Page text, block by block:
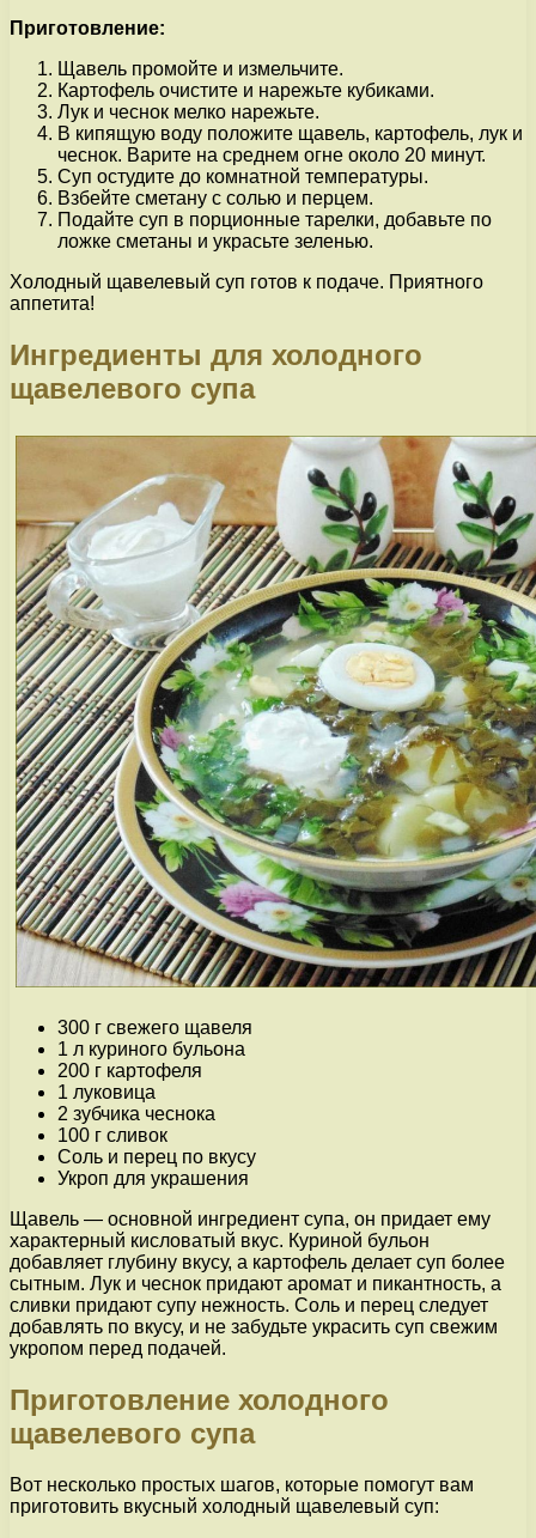
Приготовление:
Щавель промойте и измельчите.
Картофель очистите и нарежьте кубиками.
Лук и чеснок мелко нарежьте.
В кипящую воду положите щавель, картофель, лук и
чеснок. Варите на среднем огне около 20 минут.
Суп остудите до комнатной температуры.
Взбейте сметану с солью и перцем.
Подайте суп в порционные тарелки, добавьте по
ложке сметаны и украсьте зеленью.
Холодный щавелевый суп готов к подаче. Приятного
аппетита!
Ингредиенты для холодного
щавелевого супа
300 г свежего щавеля
1 л куриного бульона
200 г картофеля
1 луковица
2 зубчика чеснока
100 г сливок
Соль и перец по вкусу
Укроп для украшения
Щавель — основной ингредиент супа, он придает ему
характерный кисловатый вкус. Куриной бульон
добавляет глубину вкусу, а картофель делает суп более
сытным. Лук и чеснок придают аромат и пикантность, а
сливки придают супу нежность. Соль и перец следует
добавлять по вкусу, и не забудьте украсить суп свежим
укропом перед подачей.
Приготовление холодного
щавелевого супа
Вот несколько простых шагов, которые помогут вам
приготовить вкусный холодный щавелевый суп: